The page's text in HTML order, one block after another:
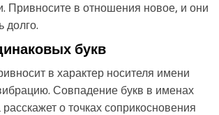
Привносите в отношения новое, и они
долго.
букв
в характер носителя имени
Совпадение букв в именах
о точках соприкосновения